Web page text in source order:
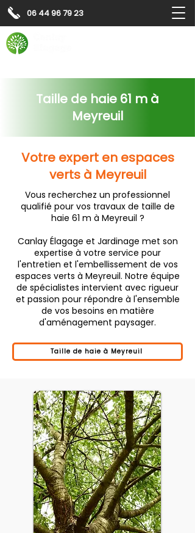
06 44 96 79 23
Taille de haie 61 m à
Meyreuil
Votre expert en espaces
verts à Meyreuil
Vous recherchez un professionnel
qualifié pour vos travaux de taille de
haie 61 m à Meyreuil ?
Canlay Élagage et Jardinage met son
expertise à votre service pour
l'entretien et l'embellissement de vos
espaces verts à Meyreuil. Notre équipe
de spécialistes intervient avec rigueur
et passion pour répondre à l'ensemble
de vos besoins en matière
d'aménagement paysager.
Taille de haie à Meyreuil